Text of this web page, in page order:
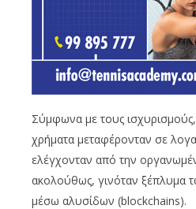
Σύμφωνα με τους
χρήματα μεταφέρονταν σε
ελέγχονταν από την
ακολούθως, γινόταν ξέπλυμα
μέσω αλυσίδων (blockchains).